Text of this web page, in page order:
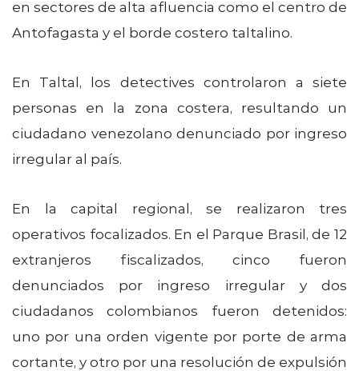
en sectores de alta afluencia como el centro de
Antofagasta y el borde costero taltalino.
En Taltal, los detectives controlaron a siete
personas en la zona costera, resultando un
ciudadano venezolano denunciado por ingreso
irregular al país.
En la capital regional, se realizaron tres
operativos focalizados. En el Parque Brasil, de 12
extranjeros fiscalizados, cinco fueron
denunciados por ingreso irregular y dos
ciudadanos colombianos fueron detenidos:
uno por una orden vigente por porte de arma
cortante, y otro por una resolución de expulsión